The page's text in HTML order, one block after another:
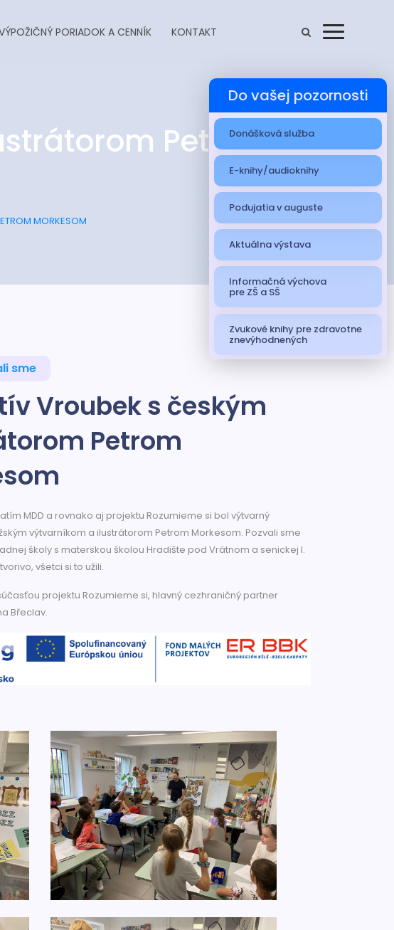
PORIADOK A CENNÍK KONTAKT
Petrom
MORKESOM
sme
Vroubek s českým
Petrom
MDD a rovnako aj projektu Rozumieme si bol výtvarný
výtvarníkom a ilustrátorom Petrom Morkesom. Pozvali sme
školy s materskou školou Hradište pod Vrátnom a senickej I.
všetci si to užili.
projektu Rozumieme si, hlavný cezhraničný partner
Břeclav.
Do vašej pozornosti
Donášková služba
E-knihy/audioknihy
Podujatia v auguste
Aktuálna výstava
Informačná výchova
pre ZŠ a SŠ
Zvukové knihy pre zdravotne
znevýhodnených